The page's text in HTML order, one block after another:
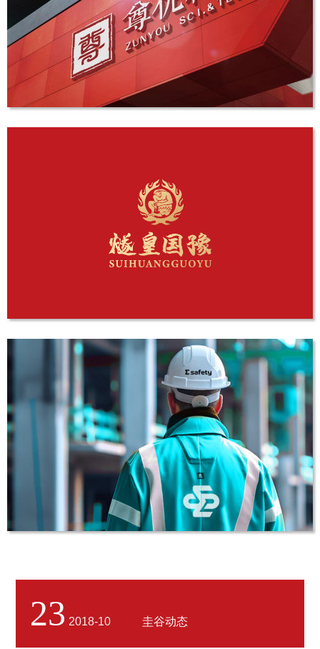
LOGO设计
尊优科技
Logo设计\VI
燧皇国豫 中国风LOGO设计
LOGO设计
Σ Safety
23 2018-10 圭谷动态